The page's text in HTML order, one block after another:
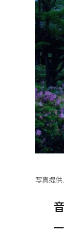
写真提